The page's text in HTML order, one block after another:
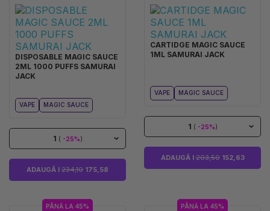
DISPOSABLE MAGIC SAUCE
2ML 1000 PUFFS SAMURAI
JACK
VAPE MAGIC SAUCE
1 ( -25%)
ADAUGĂ I 234,10 175,58
CARTIDGE MAGIC SAUCE
1ML SAMURAI JACK
VAPE MAGIC SAUCE
1 ( -25%)
ADAUGĂ I203,50152,63
PÂNĂ LA 45% PÂNĂ LA 45%